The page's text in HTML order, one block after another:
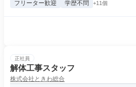
フリーター歓迎 学歴不問 +11個
正社員
解体工事スタッフ
株式会社ときわ総合